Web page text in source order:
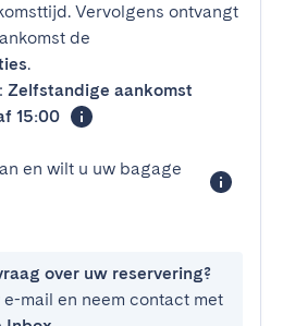
Vervolgens ontvangt
de
.
Zelfstandige aankomst
15:00
en wilt u uw bagage
over uw reservering?
mail en neem contact met